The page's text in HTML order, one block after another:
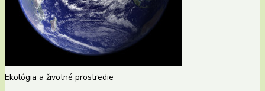
Ekológia a životné prostredie